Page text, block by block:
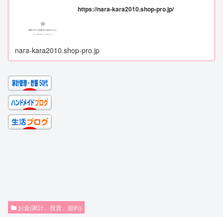
https://nara-kara2010.shop-pro.jp/
nara-kara2010.shop-pro.jp
お金(家計、投資、節約)